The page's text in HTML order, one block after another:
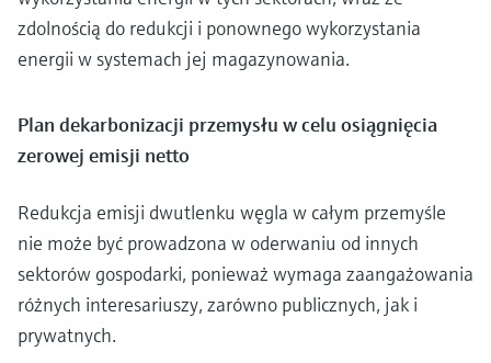
zdolnością do redukcji i ponownego wykorzystania
energii w systemach jej magazynowania.
Plan dekarbonizacji przemysłu w celu osiągnięcia
zerowej emisji netto
Redukcja emisji dwutlenku węgla w całym przemyśle
nie może być prowadzona w oderwaniu od innych
sektorów gospodarki, ponieważ wymaga zaangażowania
różnych interesariuszy, zarówno publicznych, jak i
prywatnych.